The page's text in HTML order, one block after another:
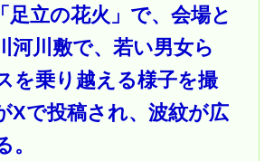
足立の花火」で、会場と
河川敷で、若い男女ら
を乗り越える様子を撮
Xで投稿され、波紋が広
。